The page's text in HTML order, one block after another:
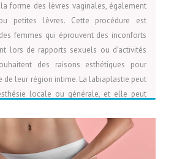
forme des lèvres vaginales, également
petites lèvres. Cette procédure est
femmes qui éprouvent des inconforts
lors de rapports sexuels ou d’activités
des raisons esthétiques pour
de leur région intime. La labiaplastie peut
locale ou générale, et elle peut
harmonieux. Comme toute chirurgie, il
des attentes et des risques avec un
qualifié avant de prendre une décision.
VOIR LA PAGE DEVIS